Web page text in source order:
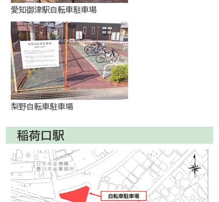
愛知御津駅自転車駐車場
梨野自転車駐車場
稲荷口駅